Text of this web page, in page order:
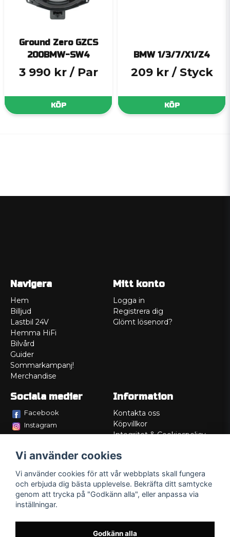
Ground Zero GZCS
200BMW-SW4
3 990 kr / Par
KÖP
BMW 1/3/7/X1/Z4
209 kr / Styck
KÖP
Navigera
Hem
Billjud
Lastbil 24V
Hemma HiFi
Bilvård
Guider
Sommarkampanj!
Merchandise
Mitt konto
Logga in
Registrera dig
Glömt lösenord?
Sociala medier
Facebook
Instagram
Information
Kontakta oss
Köpvillkor
Integritet & Cookiespolicy
Service/Garanti
Lådritning
Om oss
Vi använder cookies
Vi använder cookies för att vår webbplats skall fungera
och erbjuda dig bästa upplevelse. Bekräfta ditt samtycke
genom att trycka på "Godkänn alla", eller anpassa via
inställningar.
Godkänn alla